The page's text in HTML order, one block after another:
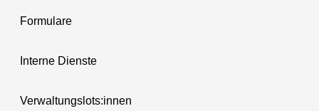
Formulare
Interne Dienste
Verwaltungslots:innen